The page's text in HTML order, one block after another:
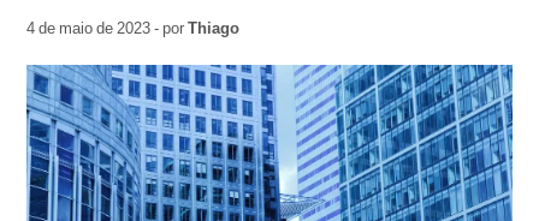
4 de maio de 2023 - porThiago